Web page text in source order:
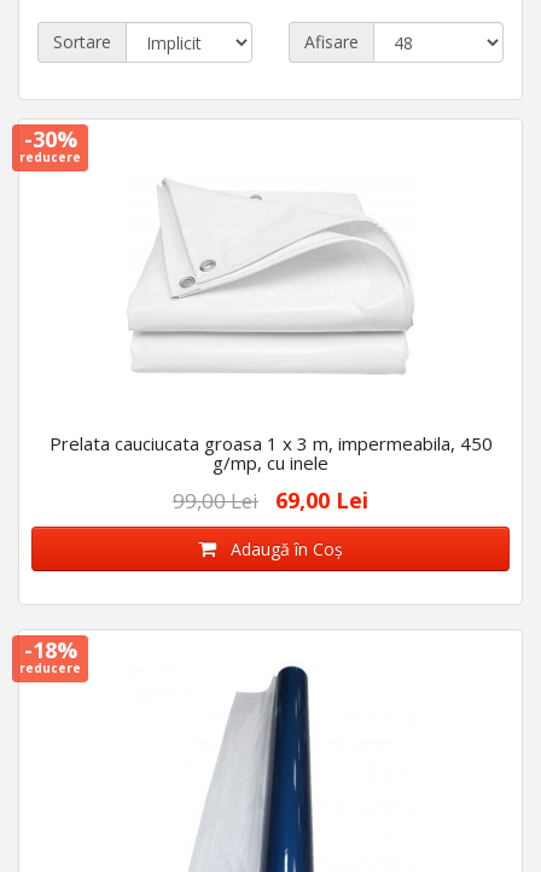
Sortare Afisare
-30%
reducere
Prelata cauciucata groasa 1 x 3 m, impermeabila, 450
g/mp, cu inele
99,00 Lei 69,00 Lei
Adaugă în Coş
-18%
reducere